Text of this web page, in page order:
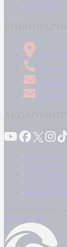
ΑΠΟΨΕΙΣ
210 34
Καταγγελίες
Επικοινωνία
Όροι Χρήσης
Πολιτική
Κρατική
Powered by: